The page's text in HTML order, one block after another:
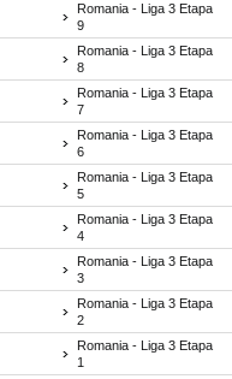
Romania - Liga 3 Etapa
9
Romania - Liga 3 Etapa
8
Romania - Liga 3 Etapa
7
Romania - Liga 3 Etapa
6
Romania - Liga 3 Etapa
5
Romania - Liga 3 Etapa
4
Romania - Liga 3 Etapa
3
Romania - Liga 3 Etapa
2
Romania - Liga 3 Etapa
1